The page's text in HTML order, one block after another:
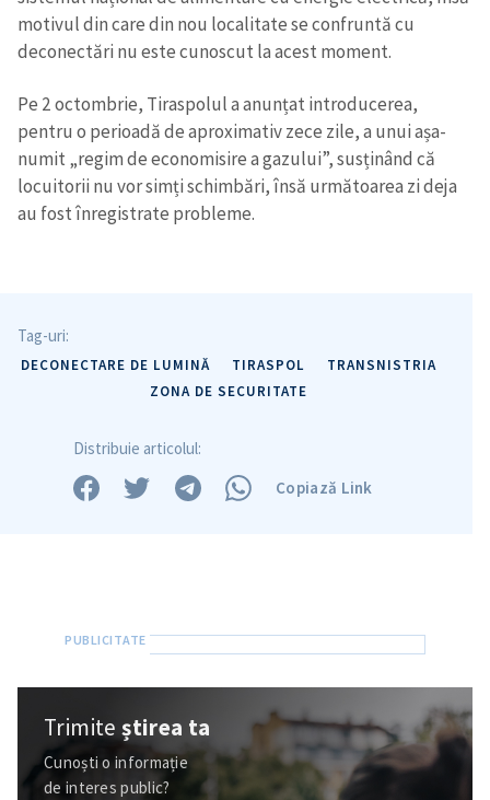
Trimite o informație
Despre ZdG
на русском
motivul din care din nou localitate se confruntă cu
deconectări nu este cunoscut la acest moment.
Pe 2 octombrie, Tiraspolul a anunțat introducerea,
pentru o perioadă de aproximativ zece zile, a unui așa-
numit „regim de economisire a gazului”, susținând că
locuitorii nu vor simți schimbări, însă următoarea zi deja
au fost înregistrate probleme.
Tag-uri:
DECONECTARE DE LUMINĂ TIRASPOL
TRANSNISTRIA
ZONA DE SECURITATE
Distribuie articolul:
Copiază Link
Trimiteștirea ta
Cunoști o informație
de interes public?